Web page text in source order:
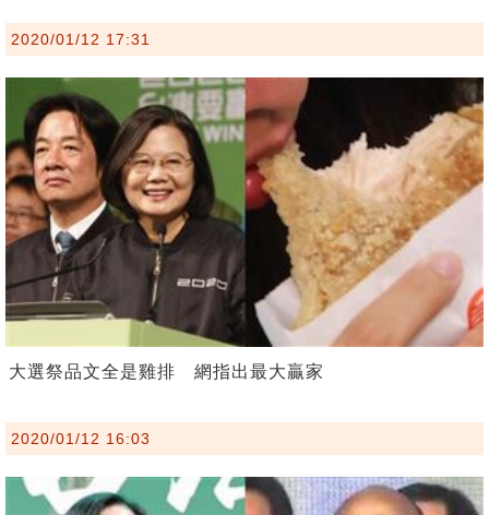
2020/01/12 17:31
大選祭品文全是雞排 網指出最大贏家
2020/01/12 16:03